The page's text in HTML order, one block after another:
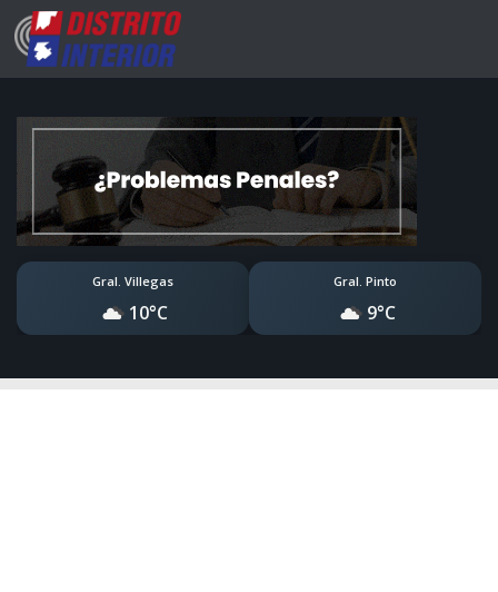
Gral. Villegas
10°C
Gral. Pinto
9°C